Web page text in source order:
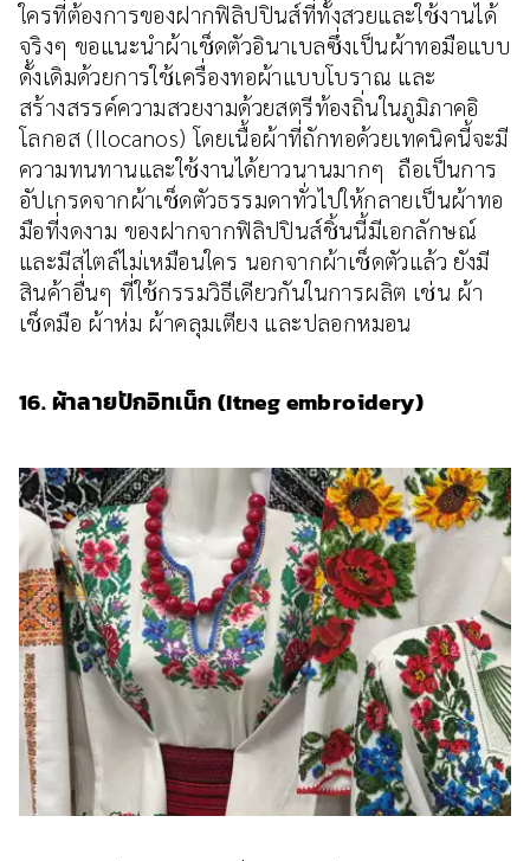
ใครที่ต้องการของฝากฟิลิปปินส์ที่ทั้งสวยและใช้งานได้
จริงๆ ขอแนะนำผ้าเช็ดตัวอินาเบลซึ่งเป็นผ้าทอมือแบบ
ดั้งเดิมด้วยการใช้เครื่องทอผ้าแบบโบราณ และ
สร้างสรรค์ความสวยงามด้วยสตรีท้องถิ่นในภูมิภาคอิ
โลกอส (Ilocanos) โดยเนื้อผ้าที่ถักทอด้วยเทคนิคนี้จะมี
ความทนทานและใช้งานได้ยาวนานมากๆ ถือเป็นการ
อัปเกรดจากผ้าเช็ดตัวธรรมดาทั่วไปให้กลายเป็นผ้าทอ
มือที่งดงาม ของฝากจากฟิลิปปินส์ชิ้นนี้มีเอกลักษณ์
และมีสไตล์ไม่เหมือนใคร นอกจากผ้าเช็ดตัวแล้ว ยังมี
สินค้าอื่นๆ ที่ใช้กรรมวิธีเดียวกันในการผลิต เช่น ผ้า
เช็ดมือ ผ้าห่ม ผ้าคลุมเตียง และปลอกหมอน
16. ผ้าลายปักอิทเน็ก (Itneg embroidery)